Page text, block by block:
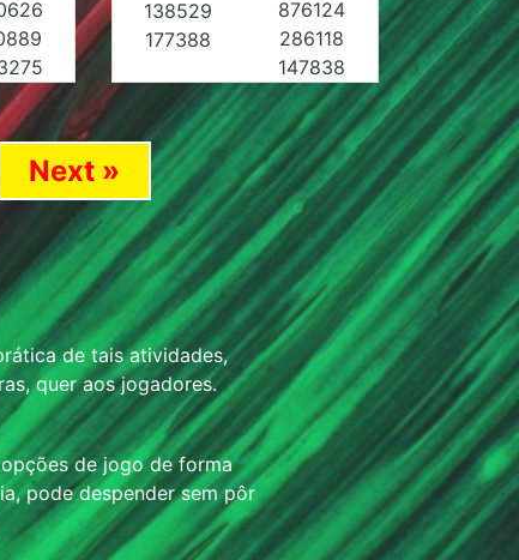
138529
177388
876124
286118
147838
Next »
de tais atividades,
quer aos jogadores.
de jogo de forma
pode despender sem pôr